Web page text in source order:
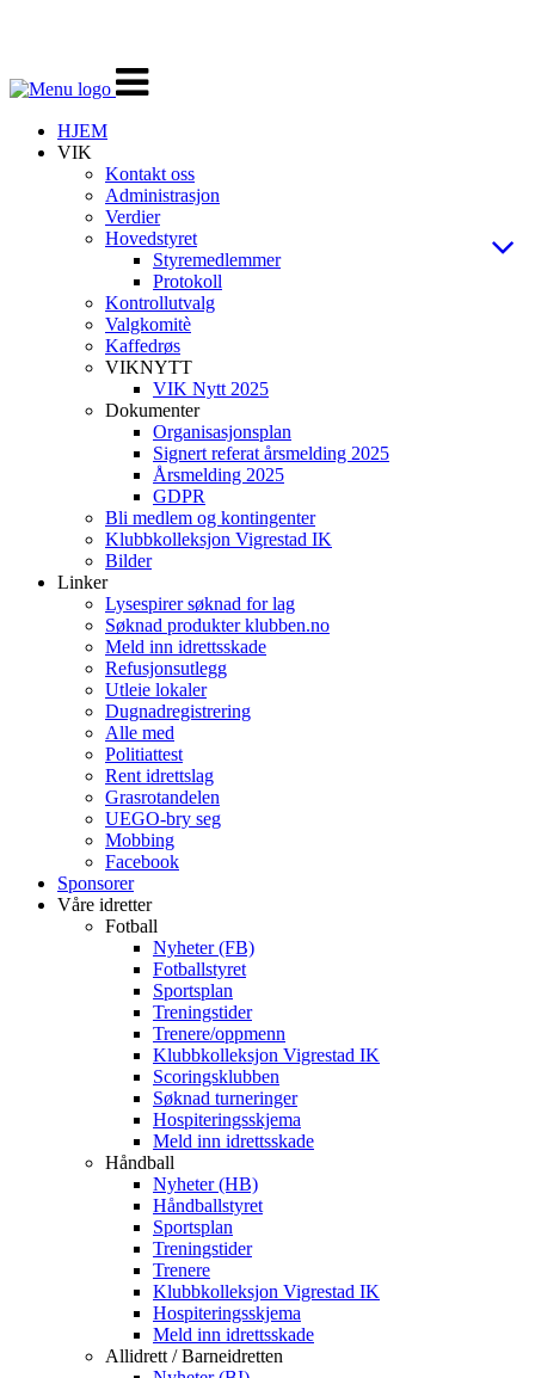
Veksle
navigasjon
HJEM
VIK
Kontakt oss
Administrasjon
Verdier
Hovedstyret
Styremedlemmer
Protokoll
Kontrollutvalg
Valgkomitè
Kaffedrøs
VIKNYTT
VIK Nytt 2025
Dokumenter
Organisasjonsplan
Signert referat årsmelding 2025
Årsmelding 2025
GDPR
Bli medlem og kontingenter
Klubbkolleksjon Vigrestad IK
Bilder
Linker
Lysespirer søknad for lag
Søknad produkter klubben.no
Meld inn idrettsskade
Refusjonsutlegg
Utleie lokaler
Dugnadregistrering
Alle med
Politiattest
Rent idrettslag
Grasrotandelen
UEGO-bry seg
Mobbing
Facebook
Sponsorer
Våre idretter
Fotball
Nyheter (FB)
Fotballstyret
Sportsplan
Treningstider
Trenere/oppmenn
Klubbkolleksjon Vigrestad IK
Scoringsklubben
Søknad turneringer
Hospiteringsskjema
Meld inn idrettsskade
Håndball
Nyheter (HB)
Håndballstyret
Sportsplan
Treningstider
Trenere
Klubbkolleksjon Vigrestad IK
Hospiteringsskjema
Meld inn idrettsskade
Allidrett / Barneidretten